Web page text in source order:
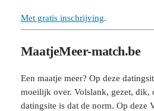
Met gratis inschrijving.
MaatjeMeer-match.be
Een maatje meer? Op deze
moeilijk over. Volslank, gezet, dik,
datingsite is dat de norm. Op deze